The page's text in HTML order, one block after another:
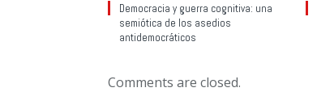
Democracia y guerra cognitiva: una
semiótica de los asedios
antidemocráticos
Comments are closed.